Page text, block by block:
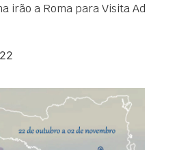
irão a Roma para Visita Ad